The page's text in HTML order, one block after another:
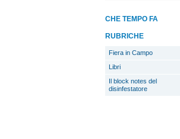
CHE TEMPO FA
RUBRICHE
Fiera in Campo
Libri
Il block notes del
disinfestatore